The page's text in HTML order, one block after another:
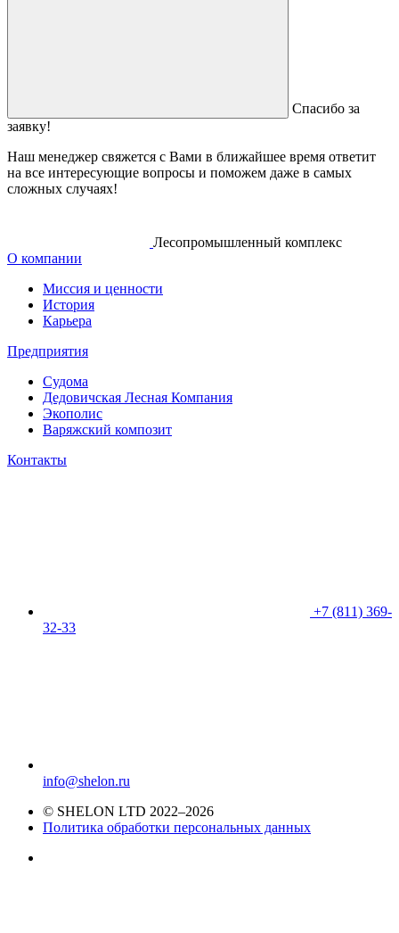
Спасибо за
заявку!
Наш менеджер свяжется с Вами в ближайшее время ответит
на все интересующие вопросы и поможем даже в самых
сложных случаях!
Лесопромышленный комплекс
О компании
Миссия и ценности
История
Карьера
Предприятия
Судома
Дедовичская Лесная Компания
Экополис
Варяжский композит
Контакты
+7 (811) 369-
32-33
info@shelon.ru
© SHELON LTD 2022–2026
Политика обработки персональных данных